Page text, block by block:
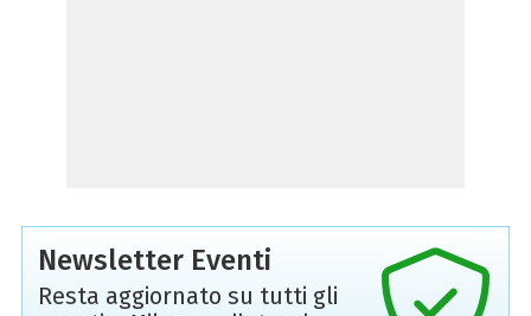
Newsletter Eventi
Resta aggiornato su tutti gli